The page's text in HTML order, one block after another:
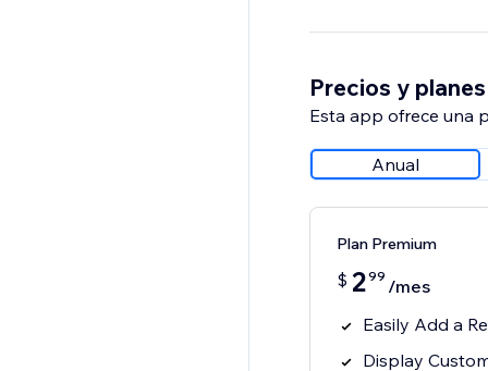
Precios y planes
Esta app ofrece una
Anual
Plan Premium
$ 299 /mes
Easily Add a
Display